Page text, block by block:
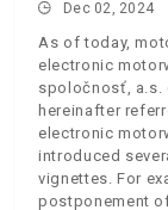
Dec 02, 2024
As of today,
electronic
spoločnosť, a.s.
hereinafter
electronic
introduced
vignettes. For
postponement